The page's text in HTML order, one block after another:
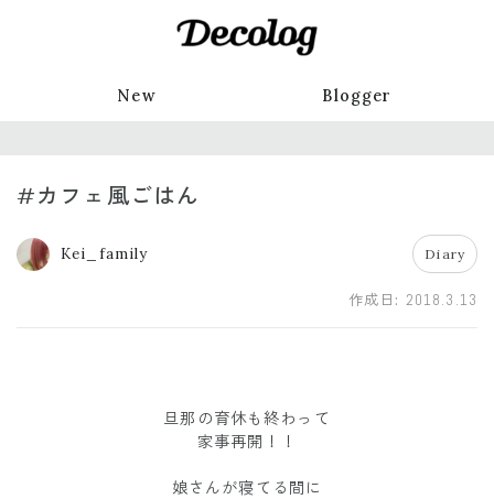
New Blogger
#カフェ風ごはん
Kei_family Diary
作成日: 2018.3.13
旦那の育休も終わって
家事再開！！
娘さんが寝てる間に